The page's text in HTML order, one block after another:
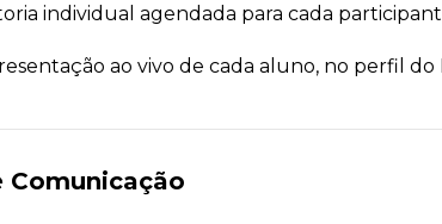
individual agendada para cada
ao vivo de cada aluno, no perfil
Comunicação